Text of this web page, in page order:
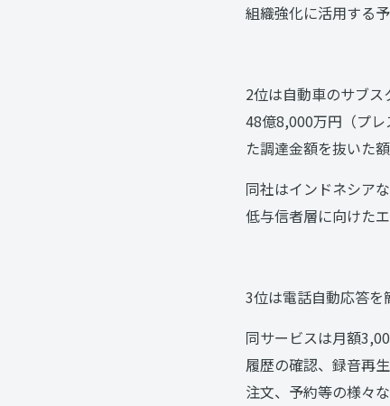
組織強化に活用する
2位は自動車のサブ
48億8,000万円（プ
た調達金額を抜いた
同社はインドネシア
低与信者層に向けた
3位は電話自動応答を
同サービスは月額
履歴の確認、録音再
注文、予約等の様々